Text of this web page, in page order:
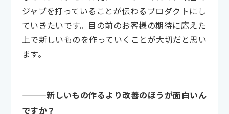
ジャブを打っていることが伝わるプロダクトにし
ていきたいです。目の前のお客様の期待に応えた
上で新しいものを作っていくことが大切だと思い
ます。
———新しいもの作るより改善のほうが面白いん
ですか？